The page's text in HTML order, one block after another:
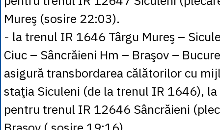
Mureş (sosire 22:03).
- la trenul IR 1646 Târgu Mureş –
Ciuc – Sâncrăieni Hm – Braşov –
asigură transbordarea călătorilor cu
staţia Siculeni (de la trenul IR 1646),
pentru trenul IR 12646 Sâncrăieni